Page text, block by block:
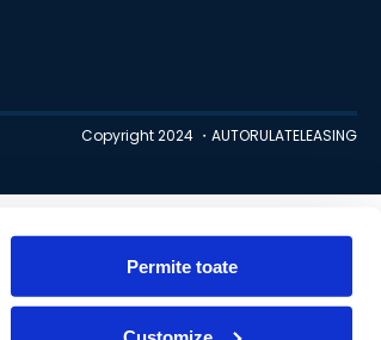
Permite toate
Copyright 2024 ・AUTORULATELEASING